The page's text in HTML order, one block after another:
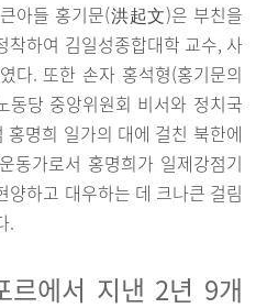
아들 홍기문(洪起文)은 부친을
착하여 김일성종합대학 교수, 사
다. 또한 손자 홍석형(홍기문의
당 중앙위원회 비서와 정치국
명희 일가의 대에 걸친 북한에
동가로서 홍명희가 일제강점기
양하고 대우하는 데 크나큰 걸림
.
르에서 지낸 2년 9개